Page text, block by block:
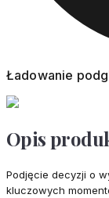
Ładowanie
Opis
Podjęcie decyzji o
kluczowych